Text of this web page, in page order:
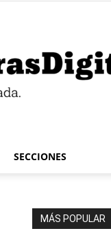
SECCIONES
MÁS POPULAR